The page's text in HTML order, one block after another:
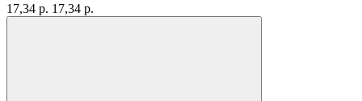
17,34 р. 17,34 р.